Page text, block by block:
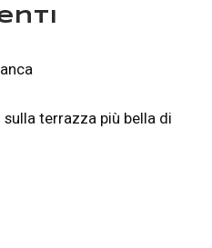
terrazza più bella di